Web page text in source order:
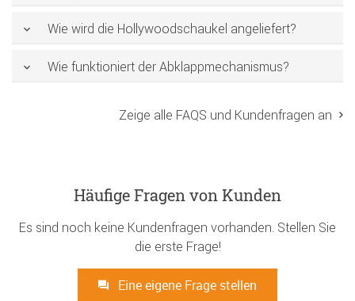
Wie wird die Hollywoodschaukel angeliefert?
Wie funktioniert der Abklappmechanismus?
Zeige alle FAQS und Kundenfragen an
Häufige Fragen von Kunden
Es sind noch keine Kundenfragen vorhanden. Stellen Sie
die erste Frage!
Eine eigene Frage stellen